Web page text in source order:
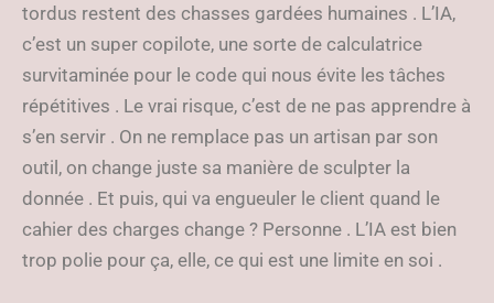
tordus restent des chasses gardées humaines . L’IA,
c’est un super copilote, une sorte de calculatrice
survitaminée pour le code qui nous évite les tâches
répétitives . Le vrai risque, c’est de ne pas apprendre à
s’en servir . On ne remplace pas un artisan par son
outil, on change juste sa manière de sculpter la
donnée . Et puis, qui va engueuler le client quand le
cahier des charges change ? Personne . L’IA est bien
trop polie pour ça, elle, ce qui est une limite en soi .